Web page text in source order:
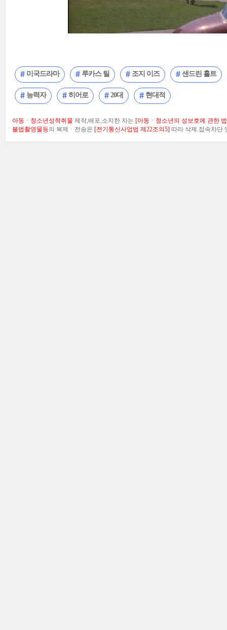
미국드라마 루카스 틸 조지 이즈 샌드린 홀트
능력자 히어로 20대 현대적
아동ㆍ청소년성착취물 제작,배포,소지한 자는 [아동ㆍ청소년의 성보호에 관한
불법촬영물등의 복제ㆍ전송은 [전기통신사업법 제22조의5] 따라 삭제.접속차단